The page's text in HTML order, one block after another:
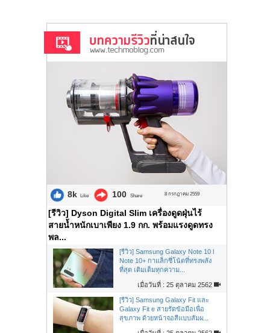
8k Like 100 Share 8 กรกฎาคม 2559
[รีวิว] Dyson Digital Slim เครื่องดูดฝุ่นไร้
สายน้ำหนักเบาเพียง 1.9 กก. พร้อมแรงดูดทรง
พล...
[รีวิว] Samsung Galaxy Note 10 l
Note 10+ กาแล็กซี่โน้ตที่ทรงพลัง
ที่สุด เติมเต็มทุกความ...
เมื่อวันที่ : 25 ตุลาคม 2562
[รีวิว] Samsung Galaxy Fit และ
Galaxy Fit e สายรัดข้อมือเพื่อ
สุขภาพ ด้วยหน้าจอสีแบบสัมผ...